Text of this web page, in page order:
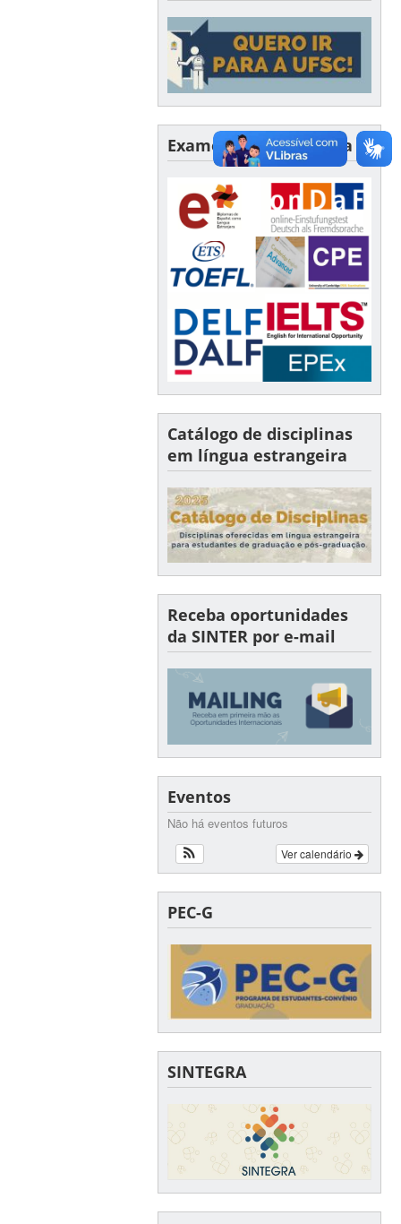
Exames de Proficiência
Catálogo de disciplinas
em língua estrangeira
Receba oportunidades
da SINTER por e-mail
Eventos
Não há eventos futuros
Ver calendário
PEC-G
SINTEGRA